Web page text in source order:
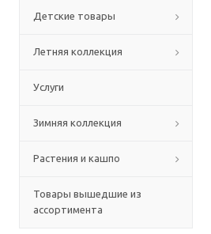
Детские товары
Летняя коллекция
Услуги
Зимняя коллекция
Растения и кашпо
Товары вышедшие из
ассортимента